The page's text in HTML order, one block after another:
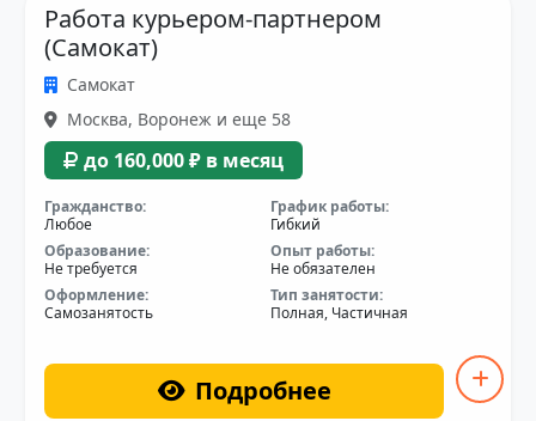
Работа курьером-партнером
(Самокат)
Самокат
Москва, Воронеж и еще 58
до 160,000 ₽ в месяц
Гражданство:
Любое
График работы:
Гибкий
Образование:
Не требуется
Опыт работы:
Не обязателен
Оформление:
Самозанятость
Тип занятости:
Полная, Частичная
Подробнее